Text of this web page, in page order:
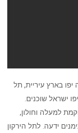
בארץ עיריית, תל
ישראל שוכנים.
למעלה וחולון,
ידעה. לתל הירקון